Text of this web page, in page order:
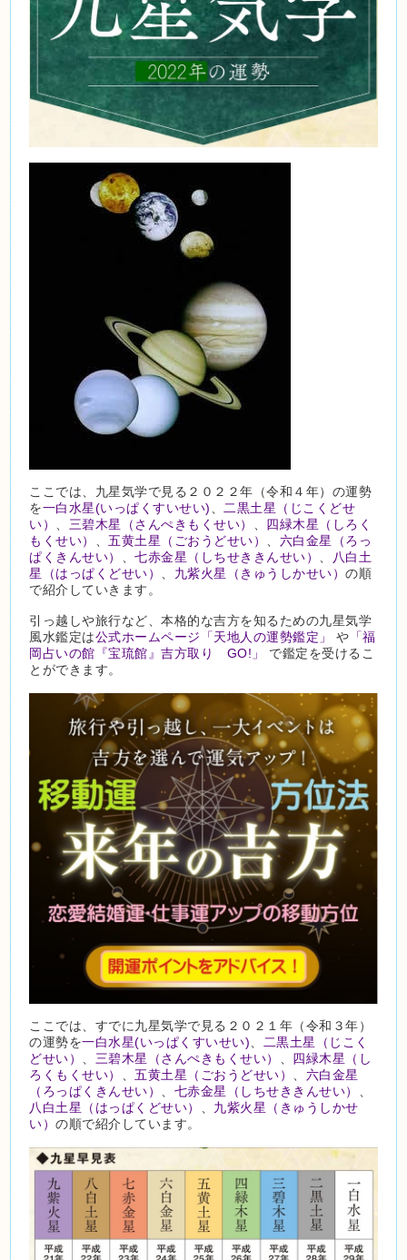
ここでは、九星気学で見る２０２２年（令和４年）の運勢
を一白水星(いっぱくすいせい)
二黒土星（じこくどせ
い）
三碧木星（さんぺきもくせい）
四緑木星（しろく
もくせい）
、五黄土星（ごおうどせい）
六白金星（ろっ
ぱくきんせい）
、七赤金星（しちせききんせい）
八白土
星（はっぱくどせい）
九紫火星（きゅうしかせい）の順
で紹介していきます。
引っ越しや旅行など、本格的な吉方を知るための九星気学
風水鑑定は公式ホームページ「天地人の運勢鑑定」 や 「福
岡占いの館『宝琉館』吉方取り GO!」
で鑑定を受けるこ
とができます。
ここでは、すでに九星気学で見る２０２１年（令和３年）
の運勢を一白水星(いっぱくすいせい)
二黒土星（じこく
どせい）
三碧木星（さんぺきもくせい）
四緑木星（し
ろくもくせい）
、五黄土星（ごおうどせい）
六白金星
（ろっぱくきんせい）
七赤金星（しちせききんせい）
八白土星（はっぱくどせい）
九紫火星（きゅうしかせ
い）の順で紹介しています。